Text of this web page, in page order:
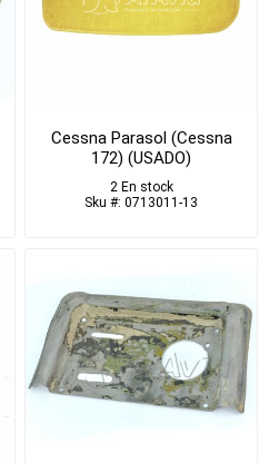
Cessna Parasol (Cessna
172) (USADO)
2 En stock
Sku #: 0713011-13